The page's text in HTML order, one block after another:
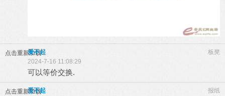
点击重新加载 板凳
爱不起
2024-7-16 11:08:29
可以等价交换.
点击重新加载 报纸
爱不起